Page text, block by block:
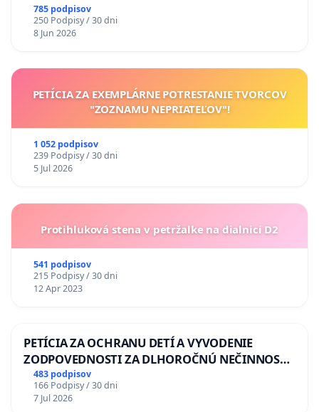
785 podpisov
250 Podpisy / 30 dni
8 Jun 2026
PETÍCIA ZA EXEMPLÁRNE POTRESTANIE TVORCOV
"ZOZNAMU NEPRIATEĽOV"!
1 052 podpisov
239 Podpisy / 30 dni
5 Jul 2026
Protihluková stena v petržalke na dialnici D2
541 podpisov
215 Podpisy / 30 dni
12 Apr 2023
PETÍCIA ZA OCHRANU DETÍ A VYVODENIE
ZODPOVEDNOSTI ZA DLHOROČNÚ NEČINNOSŤ
A ZLYHANIE ŠTÁTU
483 podpisov
166 Podpisy / 30 dni
7 Jul 2026